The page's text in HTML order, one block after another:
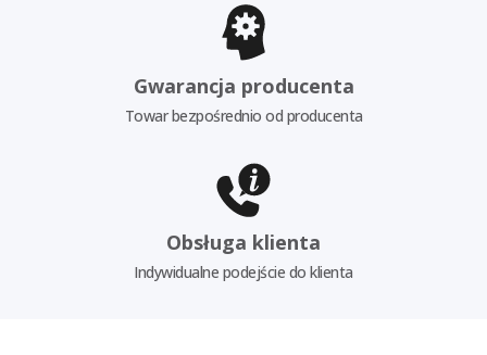
Gwarancja producenta
Towar bezpośrednio od producenta
Obsługa klienta
Indywidualne podejście do klienta